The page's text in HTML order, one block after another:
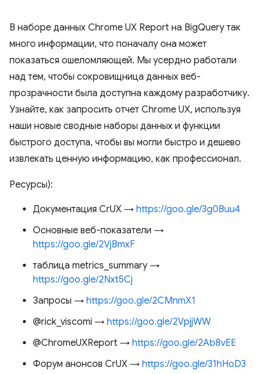
В наборе данных Chrome UX Report на BigQuery так
много информации, что поначалу она может
показаться ошеломляющей. Мы усердно работали
над тем, чтобы сокровищница данных веб-
прозрачности была доступна каждому разработчику.
Узнайте, как запросить отчет Chrome UX, используя
наши новые сводные наборы данных и функции
быстрого доступа, чтобы вы могли быстро и дешево
извлекать ценную информацию, как профессионал.
Ресурсы):
Документация CrUX → https://goo.gle/3g0Buu4
Основные веб-показатели →
https://goo.gle/2VjBmxF
таблица metrics_summary →
https://goo.gle/2Nxt5Cj
Запросы → https://goo.gle/2CMnmX1
@rick_viscomi → https://goo.gle/2VpjjWW
@ChromeUXReport → https://goo.gle/2Ab8vEE
Форум анонсов CrUX → https://goo.gle/31hHoD3